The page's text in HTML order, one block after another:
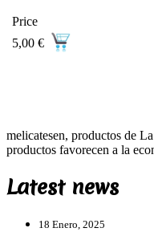
Price
5,00 €
melicatesen, productos de
productos favorecen a la
Latest news
18 Enero, 2025